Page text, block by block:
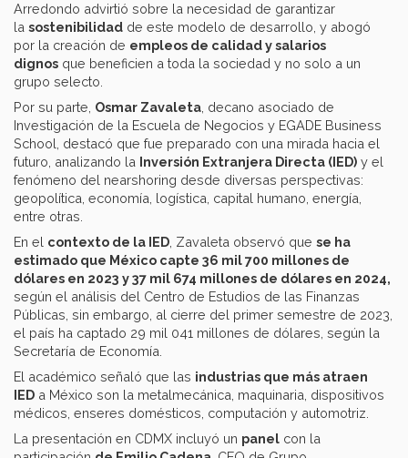
Arredondo advirtió sobre la necesidad de garantizar
la sostenibilidad de este modelo de desarrollo, y abogó
por la creación de empleos de calidad y salarios
dignos que beneficien a toda la sociedad y no solo a un
grupo selecto.
Por su parte, Osmar Zavaleta , decano asociado de
Investigación de la Escuela de Negocios y EGADE Business
School, destacó que fue preparado con una mirada hacia el
futuro, analizando la Inversión Extranjera Directa (IED) y el
fenómeno del nearshoring desde diversas perspectivas:
geopolítica, economía, logística, capital humano, energía,
entre otras.
En el contexto de la IED , Zavaleta observó que se ha
estimado que México capte 36 mil 700 millones de
dólares en 2023 y 37 mil 674 millones de dólares en 2024,
según el análisis del Centro de Estudios de las Finanzas
Públicas, sin embargo, al cierre del primer semestre de 2023,
el país ha captado 29 mil 041 millones de dólares, según la
Secretaría de Economía.
El académico señaló que las industrias que más atraen
IED a México son la metalmecánica, maquinaria, dispositivos
médicos, enseres domésticos, computación y automotriz.
La presentación en CDMX incluyó un panel con la